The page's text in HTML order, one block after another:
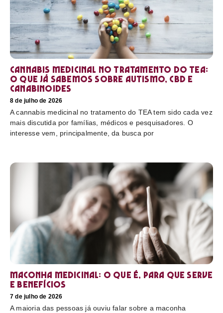
Cannabis medicinal no tratamento do TEA:
o que já sabemos sobre autismo, CBD e
canabinoides
8 de julho de 2026
A cannabis medicinal no tratamento do TEA tem sido cada vez
mais discutida por famílias, médicos e pesquisadores. O
interesse vem, principalmente, da busca por
Maconha medicinal: O que é, para que serve
e benefícios
7 de julho de 2026
A maioria das pessoas já ouviu falar sobre a maconha